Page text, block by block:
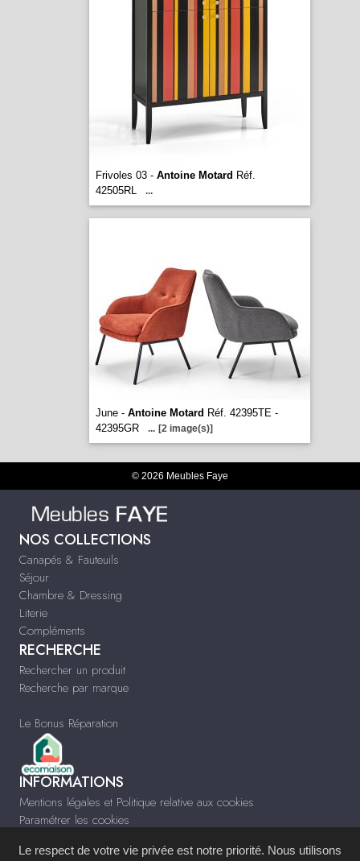
Frivoles 03 - Antoine Motard Réf.
42505RL
...
June - Antoine Motard Réf. 42395TE -
42395GR
... [2 image(s)]
© 2026 Meubles Faye
NOS COLLECTIONS
Canapés & Fauteuils
Séjour
Chambre & Dressing
Literie
Compléments
RECHERCHE
Rechercher un produit
Recherche par marque
Le Bonus Réparation
INFORMATIONS
Mentions légales et Politique relative aux cookies
Paramétrer les cookies
www.meublesfaye.com
Le respect de votre vie privée est notre priorité. Nous utilisons